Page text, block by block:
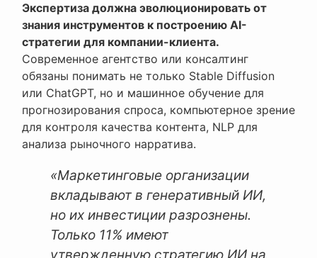
Экспертиза должна эволюционировать от
знания инструментов к построению AI-
стратегии для компании-клиента.
Современное агентство или консалтинг
обязаны понимать не только Stable Diffusion
или ChatGPT, но и машинное обучение для
прогнозирования спроса, компьютерное зрение
для контроля качества контента, NLP для
анализа рыночного нарратива.
«Маркетинговые организации
вкладывают в генеративный ИИ,
но их инвестиции разрознены.
Только 11% имеют